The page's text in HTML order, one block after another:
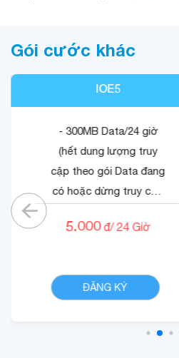
Gói cước khác
IOE5
- 300MB Data/24 giờ
(hết dung lượng truy
cập theo gói Data đang
có hoặc dừng truy cập
- Cộng 500 RUBY.
5.000đ/ 24 Giờ
ĐĂNG KÝ